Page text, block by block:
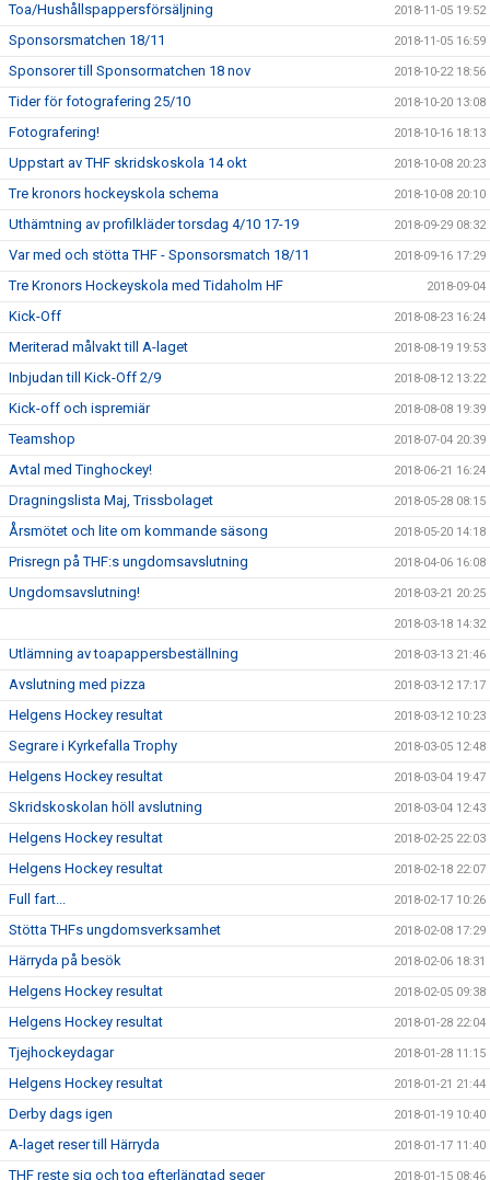
Toa/Hushållspappersförsäljning 2018-11-05 19:52
Sponsorsmatchen 18/11 2018-11-05 16:59
Sponsorer till Sponsormatchen 18 nov 2018-10-22 18:56
Tider för fotografering 25/10 2018-10-20 13:08
Fotografering! 2018-10-16 18:13
Uppstart av THF skridskoskola 14 okt 2018-10-08 20:23
Tre kronors hockeyskola schema 2018-10-08 20:10
Uthämtning av profilkläder torsdag 4/10 17-19 2018-09-29 08:32
Var med och stötta THF - Sponsorsmatch 18/11 2018-09-16 17:29
Tre Kronors Hockeyskola med Tidaholm HF 2018-09-04
Kick-Off 2018-08-23 16:24
Meriterad målvakt till A-laget 2018-08-19 19:53
Inbjudan till Kick-Off 2/9 2018-08-12 13:22
Kick-off och ispremiär 2018-08-08 19:39
Teamshop 2018-07-04 20:39
Avtal med Tinghockey! 2018-06-21 16:24
Dragningslista Maj, Trissbolaget 2018-05-28 08:15
Årsmötet och lite om kommande säsong 2018-05-20 14:18
Prisregn på THF:s ungdomsavslutning 2018-04-06 16:08
Ungdomsavslutning! 2018-03-21 20:25
2018-03-18 14:32
Utlämning av toapappersbeställning 2018-03-13 21:46
Avslutning med pizza 2018-03-12 17:17
Helgens Hockey resultat 2018-03-12 10:23
Segrare i Kyrkefalla Trophy 2018-03-05 12:48
Helgens Hockey resultat 2018-03-04 19:47
Skridskoskolan höll avslutning 2018-03-04 12:43
Helgens Hockey resultat 2018-02-25 22:03
Helgens Hockey resultat 2018-02-18 22:07
Full fart... 2018-02-17 10:26
Stötta THFs ungdomsverksamhet 2018-02-08 17:29
Härryda på besök 2018-02-06 18:31
Helgens Hockey resultat 2018-02-05 09:38
Helgens Hockey resultat 2018-01-28 22:04
Tjejhockeydagar 2018-01-28 11:15
Helgens Hockey resultat 2018-01-21 21:44
Derby dags igen 2018-01-19 10:40
A-laget reser till Härryda 2018-01-17 11:40
THF reste sig och tog efterlängtad seger 2018-01-15 08:46